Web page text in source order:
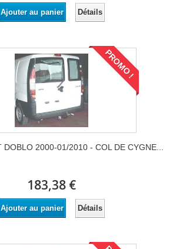
Ajouter au panier Détails
PROMO !
DOBLO 2000-01/2010 - COL DE CYGNE...
183,38 €
Ajouter au panier Détails